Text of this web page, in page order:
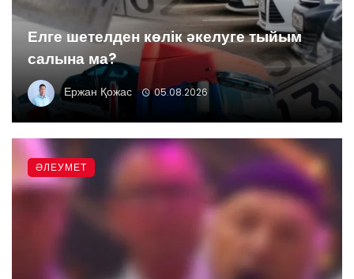
Елге шетелден көлік әкелуге тыйым
салына ма?
Ержан Қожас 05.08.2026
ӘЛЕУМЕТ